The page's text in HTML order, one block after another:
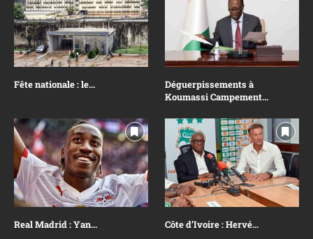
Fête nationale : le...
Déguerpissements à
Koumassi Campement...
Real Madrid : Yan... Côte d’Ivoire : Hervé...